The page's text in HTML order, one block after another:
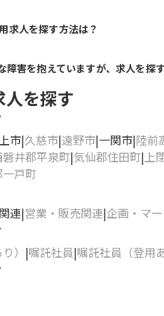
求人を探す方法は？
害を抱えていますが、求人を探
人を探す
市 久慈市 遠野市 一関市 陸前
磐井郡平泉町 気仙郡住田町 上
戸町
連 営業・販売関連 企画・マ
） 嘱託社員 嘱託社員（登用あ